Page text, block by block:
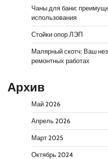
Чаны для бани:
использования
Стойки опор ЛЭП
Малярный скотч: Ваш
ремонтных работах
Архив
Май 2026
Апрель 2026
Март 2025
Октябрь 2024